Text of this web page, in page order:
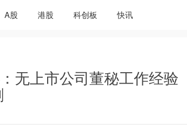
A股 港股 科创板 快讯
无上市公司董秘工作经验